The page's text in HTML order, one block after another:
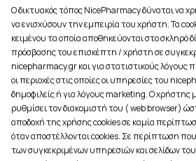
info@nicepharmacy.gr
O δικτυακός τόπος NicePharmacy δύναται να
να ενισχύσουν την εμπειρία του χρήστη. Τα
κειμένου τα οποία αποθηκεύονται στο σκληρό
πρόσβασης του επισκέπτη / χρήστη σε
nicepharmacy.gr και για στατιστικούς λόγους
οι περιοχές στις οποίες οι υπηρεσίες του
δημοφιλείς ή για λόγους marketing. Ο χρήστης
ρυθμίσει τον διακομιστή του ( web browser)
αποδοχή της χρήσης cookies σε καμία
όταν αποστέλλονται cookies. Σε περίπτωση
των συγκεκριμένων υπηρεσιών και σελίδων